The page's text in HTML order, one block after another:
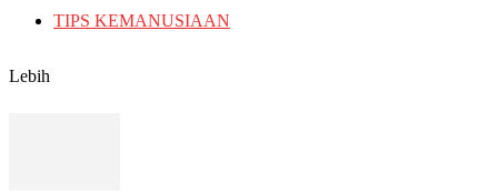
TIPS KEMANUSIAAN
Lebih